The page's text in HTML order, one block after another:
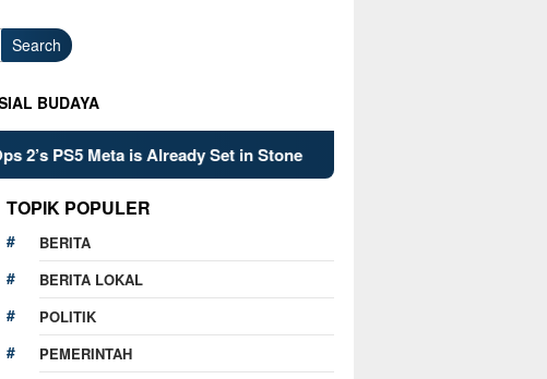
Search
BUDAYA
is Already Set in Stone Kelsey Mitchell’s Late Heroics
TOPIK POPULER
BERITA
BERITA LOKAL
POLITIK
PEMERINTAH